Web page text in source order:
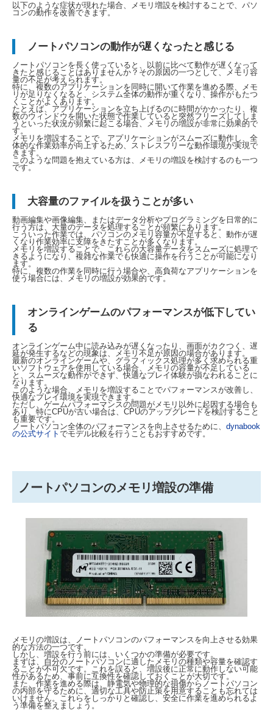
以下のような症状が現れた場合、メモリ増設を検討することで、パソ
コンの動作を改善できます。
ノートパソコンの動作が遅くなったと感じる
ノートパソコンを長く使っていると、以前に比べて動作が遅くなって
きたと感じることはありませんか？その原因の一つとして、メモリ容
量の不足が考えられます。
特に、複数のアプリケーションを同時に開いて作業を進める際、メモ
リが足りなくなると、システム全体の動作が重くなり、操作がもたつ
くことがよくあります。
たとえば、アプリケーションを立ち上げるのに時間がかかったり、複
数のウィンドウを開いた状態で作業していると突然フリーズしてしま
うといった状況が頻繁に起こる場合、メモリの増設が非常に効果的で
す。
メモリを増設することで、アプリケーションがスムーズに動作し、全
体的な作業効率が向上するため、ストレスフリーな動作環境が実現で
きます。
このような問題を抱えている方は、メモリの増設を検討するのも一つ
です。
大容量のファイルを扱うことが多い
動画編集や画像編集、またはデータ分析やプログラミングを日常的に
行う方は、大量のデータを処理することが頻繁にあります。
こういった作業では、パソコンのメモリ容量が不足すると、動作が遅
くなり作業効率に支障をきたすことが多くなります。
メモリを増設することで、これらの大容量データをスムーズに処理で
きるようになり、複雑な作業でも快適に操作を行うことが可能になり
ます。
特に、複数の作業を同時に行う場合や、高負荷なアプリケーションを
使う場合には、メモリの増設が効果的です。
オンラインゲームのパフォーマンスが低下してい
る
オンラインゲーム中に読み込みが遅くなったり、画面がカクつく、遅
延が発生するなどの現象は、メモリ不足が原因の場合があります。
最新のオンラインゲームや、グラフィックス処理が多く求められる重
いソフトウェアを使用している場合、メモリの容量が不足している
と、スムーズな動作ができず、快適なプレイ体験が損なわれることに
なります。
このような場合、メモリを増設することでパフォーマンスが改善し、
快適なプレイ環境を実現できます。
ただし、ゲームパフォーマンスの問題がメモリ以外に起因する場合も
あり、特にCPUが古い場合は、CPUのアップグレードを検討すること
も重要です。
ノートパソコン全体のパフォーマンスを向上させるために、 dynabook
の公式サイト でモデル比較を行うこともおすすめです。
ノートパソコンのメモリ増設の準備
メモリの増設は、ノートパソコンのパフォーマンスを向上させる効果
的な方法の一つです。
しかし、増設を行う前には、いくつかの準備が必要です。
まずは、自分のノートパソコンに適したメモリの種類や容量を確認す
ることが不可欠です。これを誤ると、増設後に正常に動作しない可能
性があるため、事前に互換性を確認しておくことが大切です。
また、作業を進める際は、静電気や物理的な損傷からノートパソコン
の内部を守るために、適切な工具や防止策を用意することも忘れては
いけません。これらをしっかりと確認し、安全に作業を進められるよ
う準備を整えましょう。